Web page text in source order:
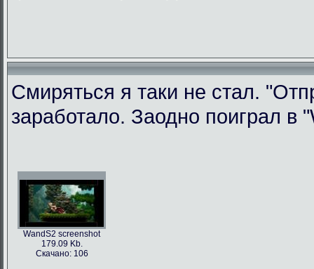
Смиряться я таки не стал.
заработало. Заодно поиграл в
WandS2 screenshot
179.09 Kb.
Скачано: 106